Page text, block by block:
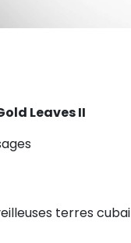
Leaves II
terres